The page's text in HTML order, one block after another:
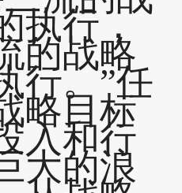
执行，
的战略
行。”任
略目标
入和行
大的浪